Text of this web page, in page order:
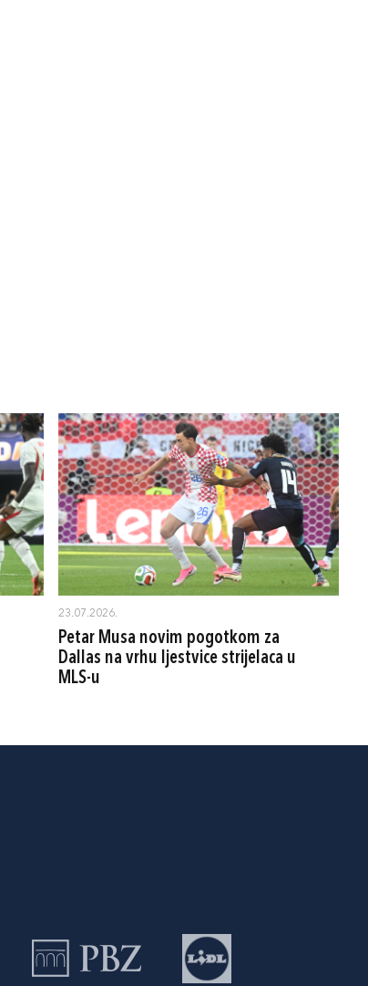
23.07.2026.
Petar Musa novim pogotkom za
Dallas na vrhu ljestvice strijelaca u
MLS-u